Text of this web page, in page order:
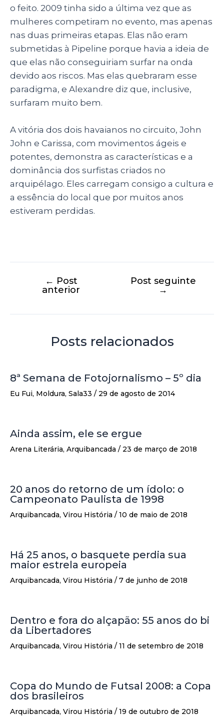
o feito. 2009 tinha sido a última vez que as
mulheres competiram no evento, mas apenas
nas duas primeiras etapas. Elas não eram
submetidas à Pipeline porque havia a ideia de
que elas não conseguiriam surfar na onda
devido aos riscos. Mas elas quebraram esse
paradigma, e Alexandre diz que, inclusive,
surfaram muito bem.
A vitória dos dois havaianos no circuito, John
John e Carissa, com movimentos ágeis e
potentes, demonstra as características e a
dominância dos surfistas criados no
arquipélago. Eles carregam consigo a cultura e
a essência do local que por muitos anos
estiveram perdidas.
← Post
anterior
Post seguinte
→
Posts relacionados
8ª Semana de Fotojornalismo – 5º dia
Eu Fui, Moldura, Sala33 / 29 de agosto de 2014
Ainda assim, ele se ergue
Arena Literária, Arquibancada / 23 de março de 2018
20 anos do retorno de um ídolo: o
Campeonato Paulista de 1998
Arquibancada, Virou História / 10 de maio de 2018
Há 25 anos, o basquete perdia sua
maior estrela europeia
Arquibancada, Virou História / 7 de junho de 2018
Dentro e fora do alçapão: 55 anos do bi
da Libertadores
Arquibancada, Virou História / 11 de setembro de 2018
Copa do Mundo de Futsal 2008: a Copa
dos brasileiros
Arquibancada, Virou História / 19 de outubro de 2018